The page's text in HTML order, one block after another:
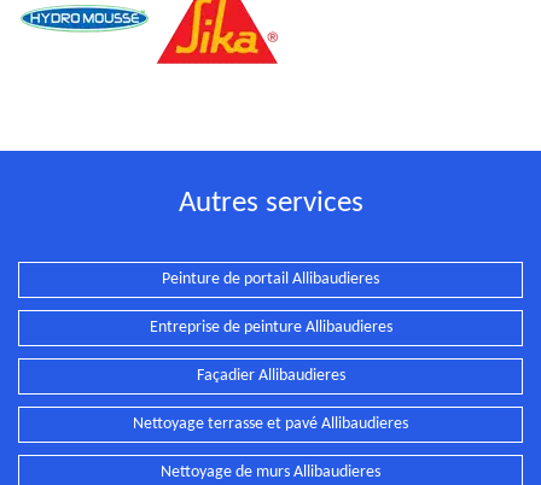
Autres services
Peinture de portail Allibaudieres
Entreprise de peinture Allibaudieres
Façadier Allibaudieres
Nettoyage terrasse et pavé Allibaudieres
Nettoyage de murs Allibaudieres